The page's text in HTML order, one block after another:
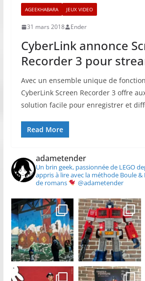
AGEEKHABARA JEUX VIDEO
31 mars 2018 Ender
CyberLink annonce
Recorder 3 pour
Avec un ensemble unique de
CyberLink Screen Recorder 3 offre
solution facile pour enregistrer et
Read More
adametender
Un brin geek, passionnée de LEGO
appris à lire avec la méthode Boule &
de romans
@adametender